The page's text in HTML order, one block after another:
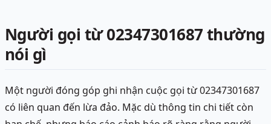
Người gọi từ 02347301687 thường
nói gì
Một người đóng góp ghi nhận cuộc gọi từ 02347301687
có liên quan đến lừa đảo. Mặc dù thông tin chi tiết còn